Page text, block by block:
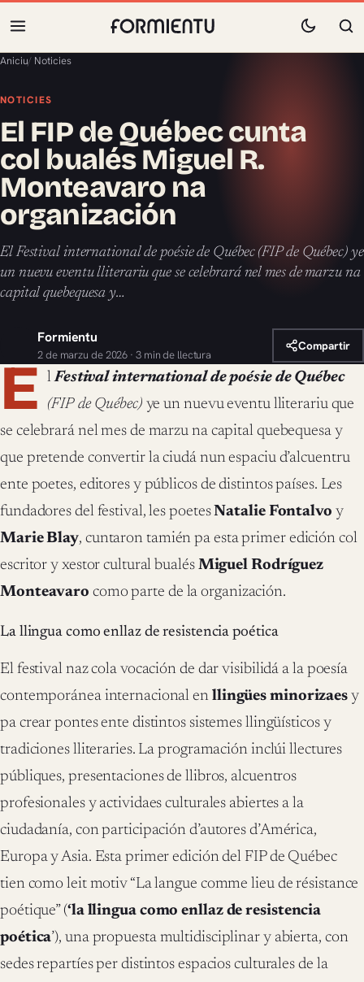
Aniciu/ Noticies
NOTICIES
El FIP de Québec cunta
col bualés Miguel R.
Monteavaro na
organización
El Festival international de poésie de Québec (FIP de Québec) ye
un nuevu eventu lliterariu que se celebrará nel mes de marzu na
capital quebequesa y…
Formientu
2 de marzu de 2026 · 3 min de llectura
Compartir
E lFestival international de poésie de Québec
(FIP de Québec) ye un nuevu eventu lliterariu que
se celebrará nel mes de marzu na capital quebequesa y
que pretende convertir la ciudá nun espaciu d’alcuentru
ente poetes, editores y públicos de distintos países. Les
fundadores del festival, les poetesNatalie Fontalvo y
Marie Blay, cuntaron tamién pa esta primer edición col
escritor y xestor cultural bualés Miguel Rodríguez
Monteavaro como parte de la organización.
La llingua como enllaz de resistencia poética
El festival naz cola vocación de dar visibilidá a la poesía
contemporánea internacional en llingües minorizaes y
pa crear pontes ente distintos sistemes llingüísticos y
tradiciones lliteraries. La programación inclúi llectures
públiques, presentaciones de llibros, alcuentros
profesionales y actividaes culturales abiertes a la
ciudadanía, con participación d’autores d’América,
Europa y Asia. Esta primer edición del FIP de Québec
tien como leit motiv “La langue comme lieu de résistance
poétique” (‘la llingua como enllaz de resistencia
poética’), una propuesta multidisciplinar y abierta, con
sedes repartíes per distintos espacios culturales de la